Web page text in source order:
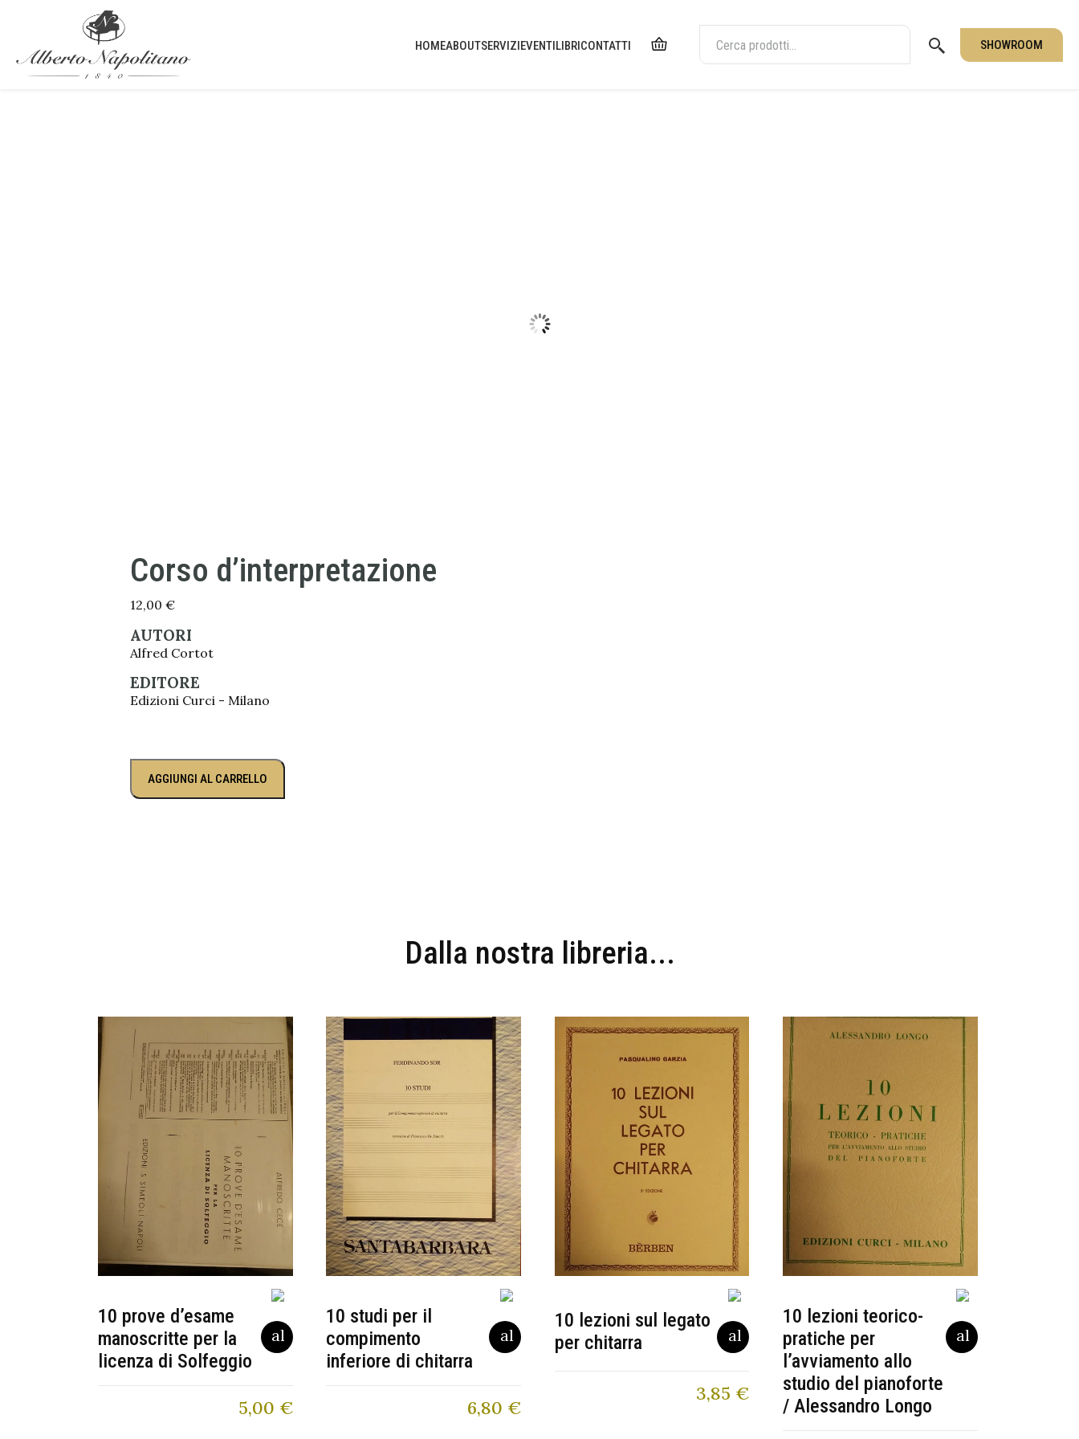
HOMEABOUTSERVIZIEVENTILIBRICONTATTI SHOWROOM
Corso d’interpretazione
12,00 €
AUTORI
Alfred Cortot
EDITORE
Edizioni Curci - Milano
AGGIUNGI AL CARRELLO
Dalla nostra libreria...
10 prove d’esame
manoscritte per la
licenza di Solfeggio
5,00 €
10 studi per il
compimento
inferiore di chitarra
6,80 €
10 lezioni sul legato
per chitarra
3,85 €
10 lezioni teorico-
pratiche per
l’avviamento allo
studio del pianoforte
/ Alessandro Longo